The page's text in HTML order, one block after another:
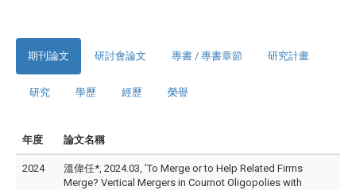
期刊論文 研討會論文 專書 / 專書章節 研究計畫
研究 學歷 經歷 榮譽
年度 論文名稱
2024
溫偉任*, 2024.03, 'To Merge or to Help Related Firms
Merge? Vertical Mergers in Cournot Oligopolies with